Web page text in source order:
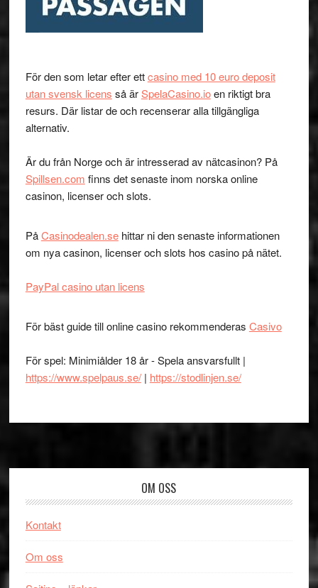
För den som letar efter ettcasino med 10 euro deposit
utan svensk licens så ärSpelaCasino.ioen riktigt bra
resurs. Där listar de och recenserar alla tillgängliga
alternativ.
Är du från Norge och är intresserad av nätcasinon? På
Spillsen.com finns det senaste inom norska online
casinon, licenser och slots.
PåCasinodealen.sehittar ni den senaste informationen
om nya casinon, licenser och slots hos casino på nätet.
PayPal casino utan licens
För bäst guide till online casino rekommenderas Casivo
För spel: Minimiålder 18 år - Spela ansvarsfullt |
https://www.spelpaus.se/| https://stodlinjen.se/
OM OSS
Kontakt
Om oss